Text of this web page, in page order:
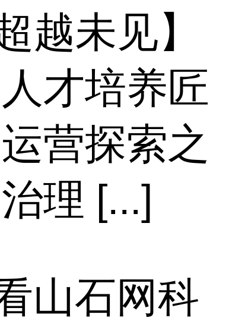
越未见】
才培养匠
营探索之
理 [...]
山石网科